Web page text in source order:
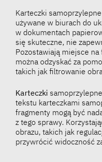
Karteczki
używane w biurach do
w dokumentach
się skuteczne, nie
Pozostawiają miejsce
można odzyskać za
takich jak filtrowanie
Karteczki
tekstu karteczkami
fragmenty mogą być
z tego sprawy.
obrazu, takich jak
przywrócić widoczność